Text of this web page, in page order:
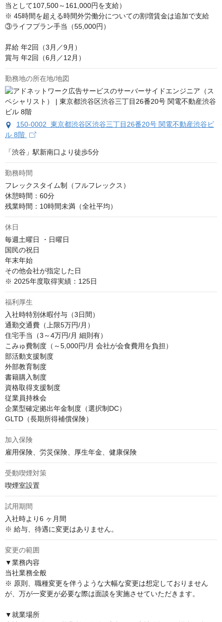
当として107,500～161,000円を支給）
※ 45時間を超える時間外労働分についての割増賃金は追加で支給
③ライフプラン手当（55,000円）
昇給 年2回（3月／9月）
賞与 年2回（6月／12月）
勤務地の所在地/地図
150-0002 東京都渋谷区渋谷三丁目26番20号 関電不動産渋谷ビ
ル 8階
「渋谷」駅新南口より徒歩5分
勤務時間
フレックスタイム制（フルフレックス）
休憩時間：60分
残業時間：10時間未満（全社平均）
休日
毎週土曜日 ・日曜日
国民の祝日
年末年始
その他会社が指定した日
※ 2025年度取得実績：125日
福利厚生
入社時特別休暇付与（3日間）
通勤交通費（上限5万円/月）
住宅手当（3～4万円/月 細則有）
こみゅ費制度（～5,000円/月 会社が会食費用を負担）
部活動支援制度
外部教育制度
書籍購入制度
資格取得支援制度
従業員持株会
企業型確定拠出年金制度（選択制DC）
GLTD（長期所得補償保険）
加入保険
雇用保険、労災保険、厚生年金、健康保険
受動喫煙対策
喫煙室設置
試用期間
入社時より6 ヶ月間
※ 給与、待遇に変更はありません。
変更の範囲
▼業務内容
当社業務全般
※ 原則、職種変更を伴うような大幅な変更は想定しておりません
が、万が一変更が必要な際は面談を実施させていただきます。
▼就業場所